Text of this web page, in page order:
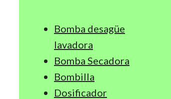
Bomba desagüe
lavadora
Bomba Secadora
Bombilla
Dosificador